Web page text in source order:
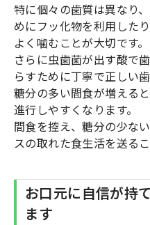
特に個々の歯質は異なり
めにフッ化物を利用した
よく噛むことが大切です。
さらに虫歯菌が出す酸で
らすために丁寧で正しい
糖分の多い間食が増える
進行しやすくなります。
間食を控え、糖分の少な
スの取れた食生活を送るこ
お口元に自信が持
ます